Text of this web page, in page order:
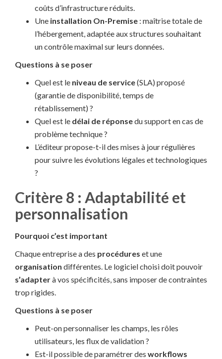
coûts d’infrastructure réduits.
Une installation On-Premise : maîtrise totale de
l’hébergement, adaptée aux structures souhaitant
un contrôle maximal sur leurs données.
Questions à se poser
Quel est le niveau de service(SLA) proposé
(garantie de disponibilité, temps de
rétablissement) ?
Quel est le délai de réponsedu support en cas de
problème technique ?
L’éditeur propose-t-il des mises à jour régulières
pour suivre les évolutions légales et technologiques
?
Critère 8 : Adaptabilité et
personnalisation
Pourquoi c’est important
Chaque entreprise a des procédures et une
organisation différentes. Le logiciel choisi doit pouvoir
s’adapterà vos spécificités, sans imposer de contraintes
trop rigides.
Questions à se poser
Peut-on personnaliser les champs, les rôles
utilisateurs, les flux de validation ?
Est-il possible de paramétrer des workflows